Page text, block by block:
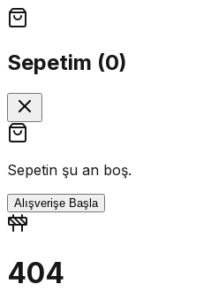
Sepetim (0)
Sepetin şu an boş.
Alışverişe Başla
404